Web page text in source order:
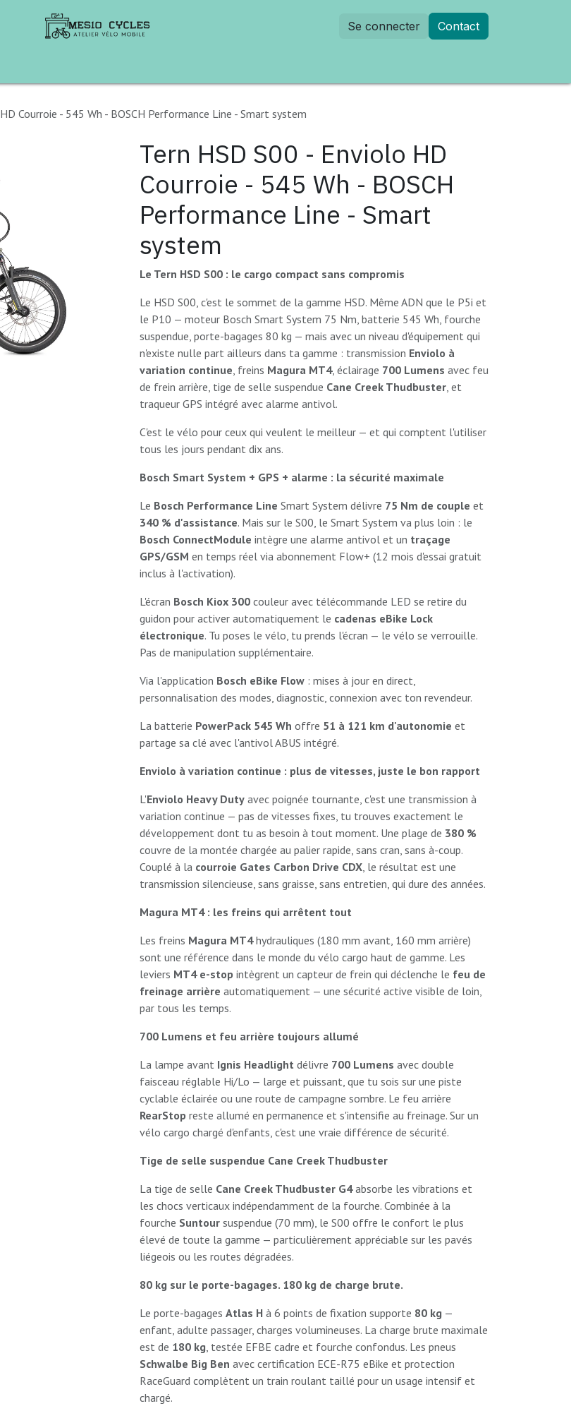
Se connecter Contact
Courroie - 545 Wh - BOSCH Performance Line - Smart system
Tern HSD S00 - Enviolo HD
Courroie - 545 Wh - BOSCH
Performance Line - Smart
system
Le Tern HSD S00 : le cargo compact sans compromis
Le HSD S00, c'est le sommet de la gamme HSD. Même ADN que le P5i et
le P10 — moteur Bosch Smart System 75 Nm, batterie 545 Wh, fourche
suspendue, porte-bagages 80 kg — mais avec un niveau d'équipement qui
n'existe nulle part ailleurs dans ta gamme : transmission Enviolo à
variation continue, freins Magura MT4, éclairage 700 Lumens avec feu
de frein arrière, tige de selle suspendue Cane Creek Thudbuster, et
traqueur GPS intégré avec alarme antivol.
C'est le vélo pour ceux qui veulent le meilleur — et qui comptent l'utiliser
tous les jours pendant dix ans.
Bosch Smart System + GPS + alarme : la sécurité maximale
Le Bosch Performance Line Smart System délivre 75 Nm de couple et
340 % d'assistance. Mais sur le S00, le Smart System va plus loin : le
Bosch ConnectModule intègre une alarme antivol et un traçage
GPS/GSM en temps réel via abonnement Flow+ (12 mois d'essai gratuit
inclus à l'activation).
L'écran Bosch Kiox 300 couleur avec télécommande LED se retire du
guidon pour activer automatiquement le cadenas eBike Lock
électronique. Tu poses le vélo, tu prends l'écran — le vélo se verrouille.
Pas de manipulation supplémentaire.
Via l'application Bosch eBike Flow : mises à jour en direct,
personnalisation des modes, diagnostic, connexion avec ton revendeur.
La batterie PowerPack 545 Wh offre 51 à 121 km d'autonomie et
partage sa clé avec l'antivol ABUS intégré.
Enviolo à variation continue : plus de vitesses, juste le bon rapport
L'Enviolo Heavy Duty avec poignée tournante, c'est une transmission à
variation continue — pas de vitesses fixes, tu trouves exactement le
développement dont tu as besoin à tout moment. Une plage de 380 %
couvre de la montée chargée au palier rapide, sans cran, sans à-coup.
Couplé à la courroie Gates Carbon Drive CDX, le résultat est une
transmission silencieuse, sans graisse, sans entretien, qui dure des années.
Magura MT4 : les freins qui arrêtent tout
Les freins Magura MT4hydrauliques (180 mm avant, 160 mm arrière)
sont une référence dans le monde du vélo cargo haut de gamme. Les
leviers MT4 e-stop intègrent un capteur de frein qui déclenche le feu de
freinage arrière automatiquement — une sécurité active visible de loin,
par tous les temps.
700 Lumens et feu arrière toujours allumé
La lampe avant Ignis Headlight délivre 700 Lumens avec double
faisceau réglable Hi/Lo — large et puissant, que tu sois sur une piste
cyclable éclairée ou une route de campagne sombre. Le feu arrière
RearStop reste allumé en permanence et s'intensifie au freinage. Sur un
vélo cargo chargé d'enfants, c'est une vraie différence de sécurité.
Tige de selle suspendue Cane Creek Thudbuster
La tige de selle Cane Creek Thudbuster G4absorbe les vibrations et
les chocs verticaux indépendamment de la fourche. Combinée à la
fourche Suntour suspendue (70 mm), le S00 offre le confort le plus
élevé de toute la gamme — particulièrement appréciable sur les pavés
liégeois ou les routes dégradées.
80 kg sur le porte-bagages. 180 kg de charge brute.
Le porte-bagages Atlas H à 6 points de fixation supporte 80 kg —
enfant, adulte passager, charges volumineuses. La charge brute maximale
est de 180 kg, testée EFBE cadre et fourche confondus. Les pneus
Schwalbe Big Ben avec certification ECE-R75 eBike et protection
RaceGuard complètent un train roulant taillé pour un usage intensif et
chargé.